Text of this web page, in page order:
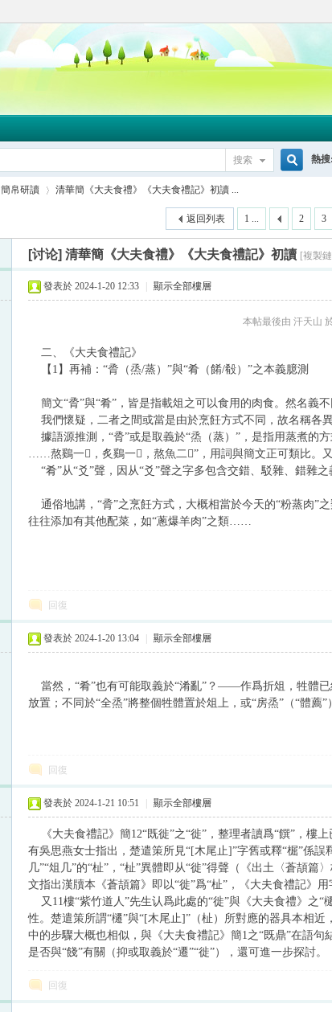
搜索
索
熱搜:
簡帛研讀
›
清華簡《大夫食禮》《大夫食禮記》初讀 ...
1 ... 2 3
返回列表
[讨论] 清華簡《大夫食禮》《大夫食禮記》初讀 [複製
發表於 2024-1-20 12:33 顯示全部樓層
本帖最後由 汗天山
二、《大夫食禮記》
【1】再補：“脀（烝/蒸）”與“肴（餚/殽）”之本義臆測
簡文“脀”與“肴”，皆是指載俎之可以食用的肉食。然名義不
我們懷疑，二者之間或當是由於烹飪方式不同，故名稱各異
據語源推測，“脀”或是取義於“烝（蒸）”，是指用蒸煮的方
……熬鷄一𥬹，炙鷄一𥬹，熬魚二𥬹”，用詞與簡文正可類比。
“肴”从“爻”聲，因从“爻”聲之字多包含交錯、駁雜、錯雜之
通俗地講，“脀”之烹飪方式，大概相當於今天的“粉蒸肉”
往往添加有其他配菜，如“蔥爆羊肉”之類……
回復
發表於 2024-1-20 13:04 顯示全部樓層
當然，“肴”也有可能取義於“淆亂”？——作爲折俎，牲體
放置；不同於“全烝”將整個牲體置於俎上，或“房烝”（“體薦”
回復
發表於 2024-1-21 10:51 顯示全部樓層
《大夫食禮記》簡12“既徙”之“徙”，整理者讀爲“饌”，樓
有吳思燕女士指出，楚遣策所見“[木尾止]”字舊或釋“㭾”係
几”“俎几”的“杫”，“杫”異體即从“徙”得聲（《出土〈蒼頡
文指出漢牘本《蒼頡篇》即以“徙”爲“杫”，《大夫食禮記》用
又11樓“紫竹道人”先生认爲此處的“徙”與《大夫食禮》之“
性。楚遣策所謂“櫏”與“[木尾止]”（杫）所對應的器具本相
中的步驟大概也相似，與《大夫食禮記》簡1之“既鼎”在語句
是否與“餞”有關（抑或取義於“遷”“徙”），還可進一步探討。
回復